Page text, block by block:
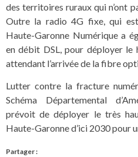
des territoires ruraux qui n’ont
Outre la radio 4G fixe, qui est
Haute-Garonne Numérique a
en débit DSL, pour déployer
attendant l’arrivée de la fibre
Lutter contre la fracture
Schéma Départemental
prévoit de déployer le très
Haute-Garonne d’ici 2030 pour
Partager :